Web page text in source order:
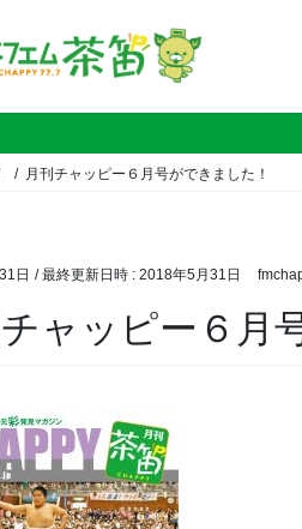
月刊チャッピー６月号ができました！
日 / 最終更新日時 : 2018年5月31日
ャッピー６月